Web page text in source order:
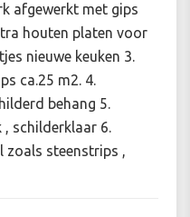
afgewerkt met gips
houten platen voor
nieuwe keuken 3.
ca.25 m2. 4.
behang 5.
, schilderklaar 6.
zoals steenstrips ,